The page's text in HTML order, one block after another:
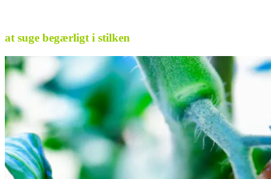
at suge begærligt i stilken